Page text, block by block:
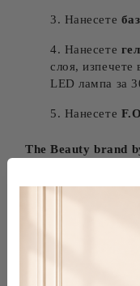
Нанесете
Нанесете
слоя,
LED лампа за
Нанесете
The Beauty brand
сертификати и